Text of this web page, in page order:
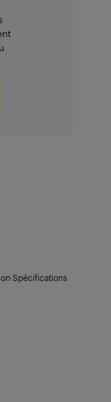
Spécifications